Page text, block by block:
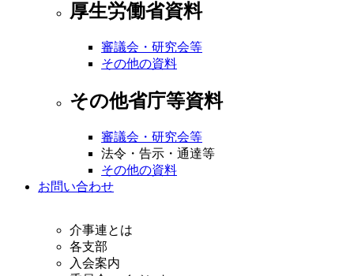
厚生労働省資料
審議会・研究会等
その他の資料
その他省庁等資料
審議会・研究会等
法令・告示・通達等
その他の資料
お問い合わせ
介事連とは
各支部
入会案内